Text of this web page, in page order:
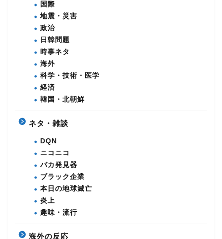
国際
地震・災害
政治
日韓問題
時事ネタ
海外
科学・技術・医学
経済
韓国・北朝鮮
ネタ・雑談
DQN
ニコニコ
バカ発見器
ブラック企業
本日の地球滅亡
炎上
趣味・流行
海外の反応